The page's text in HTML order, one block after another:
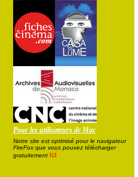
Pour les utilisateurs de Mac
Notre site est optimisé pour le navigateur
FireFox que vous pouvez télécharger
gratuitement ici